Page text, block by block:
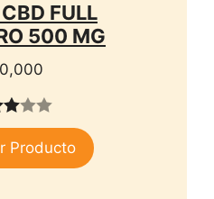
FULL
500 MG
Producto